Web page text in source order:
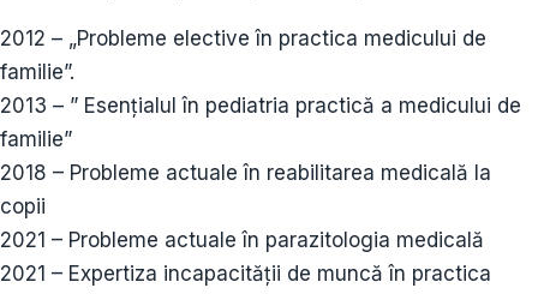
2012 – „Probleme elective în practica medicului de
familie”.
2013 – ” Esențialul în pediatria practică a medicului de
familie”
2018 – Probleme actuale în reabilitarea medicală la
copii
2021 – Probleme actuale în parazitologia medicală
2021 – Expertiza incapacității de muncă în practica